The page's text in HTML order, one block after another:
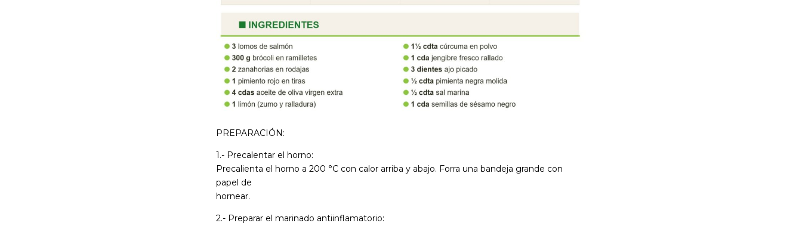
PREPARACIÓN:
1.- Precalentar el horno:
Precalienta el horno a 200 °C con calor arriba y abajo. Forra una bandeja grande con
papel de
hornear.
2.- Preparar el marinado antiinflamatorio: